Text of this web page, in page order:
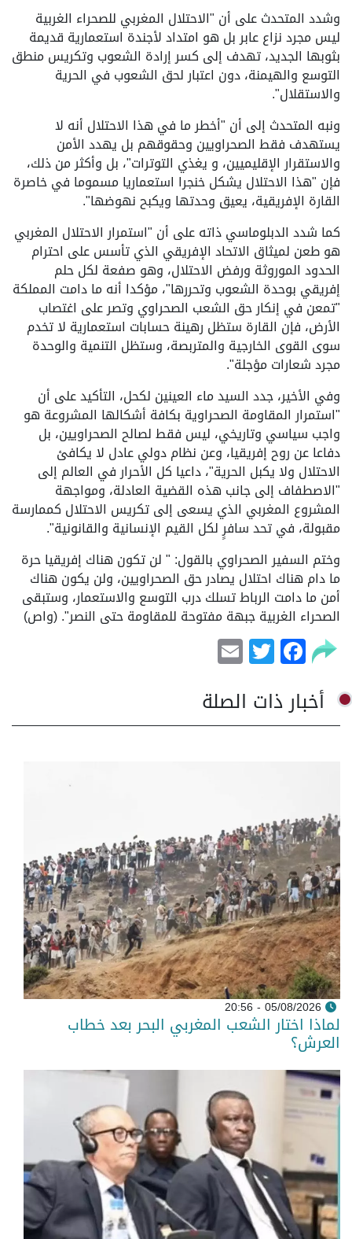
وشدد المتحدث على أن "الاحتلال المغربي للصحراء الغربية
ليس مجرد نزاع عابر بل هو امتداد لأجندة استعمارية قديمة
بثوبها الجديد، تهدف إلى كسر إرادة الشعوب وتكريس منطق
التوسع والهيمنة، دون اعتبار لحق الشعوب في الحرية
والاستقلال".
ونبه المتحدث إلى أن "أخطر ما في هذا الاحتلال أنه لا
يستهدف فقط الصحراويين وحقوقهم بل يهدد الأمن
والاستقرار الإقليميين، و يغذي التوترات"، بل وأكثر من ذلك،
فإن "هذا الاحتلال يشكل خنجرا استعماريا مسموما في خاصرة
القارة الإفريقية، يعيق وحدتها ويكبح نهوضها".
كما شدد الدبلوماسي ذاته على أن "استمرار الاحتلال المغربي
هو طعن لميثاق الاتحاد الإفريقي الذي تأسس على احترام
الحدود الموروثة ورفض الاحتلال، وهو صفعة لكل حلم
إفريقي بوحدة الشعوب وتحررها"، مؤكدا أنه ما دامت المملكة
"تمعن في إنكار حق الشعب الصحراوي وتصر على اغتصاب
الأرض، فإن القارة ستظل رهينة حسابات استعمارية لا تخدم
سوى القوى الخارجية والمتربصة، وستظل التنمية والوحدة
مجرد شعارات مؤجلة".
وفي الأخير، جدد السيد ماء العينين لكحل، التأكيد على أن
"استمرار المقاومة الصحراوية بكافة أشكالها المشروعة هو
واجب سياسي وتاريخي، ليس فقط لصالح الصحراويين، بل
دفاعا عن روح إفريقيا، وعن نظام دولي عادل لا يكافئ
الاحتلال ولا يكبل الحرية"، داعيا كل الأحرار في العالم إلى
"الاصطفاف إلى جانب هذه القضية العادلة، ومواجهة
المشروع المغربي الذي يسعى إلى تكريس الاحتلال كممارسة
مقبولة، في تحد سافرٍ لكل القيم الإنسانية والقانونية".
وختم السفير الصحراوي بالقول: " لن تكون هناك إفريقيا حرة
ما دام هناك احتلال يصادر حق الصحراويين، ولن يكون هناك
أمن ما دامت الرباط تسلك درب التوسع والاستعمار، وستبقى
الصحراء الغربية جبهة مفتوحة للمقاومة حتى النصر". (واص)
Facebook
Twitter
أخبار ذات الصلة
05/08/2026 - 20:56
لماذا اختار الشعب المغربي البحر بعد خطاب
العرش؟